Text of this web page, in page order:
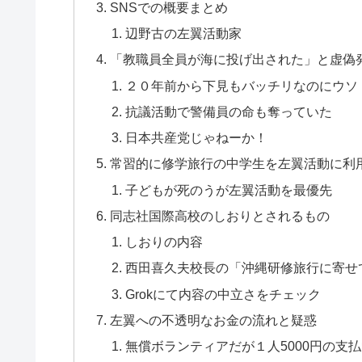
SNSでの概要まとめ
辺野古の左翼活動家
「教職員全員が海に投げ出された」と虚偽
２０年前から下見もバッチリなのにウソ
抗議活動で警備員の命も奪っていた
日本共産党じゃねーか！
常習的に修学旅行の中学生を左翼活動に利
子どもが死のうが左翼活動を最優先
同志社国際高校のしおりとされるもの
しおりの内容
西田喜久夫校長の「沖縄研修旅行に寄せ
Grokにて内容の中立さをチェック
左翼への不透明なお金の流れと疑惑
無償ボランティアだが１人5000円の支